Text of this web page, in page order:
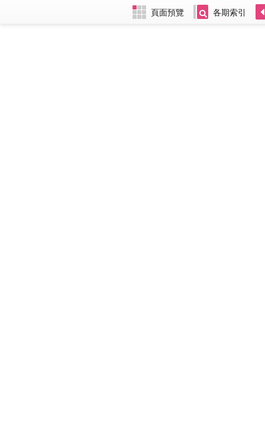
頁面預覽 各期索引